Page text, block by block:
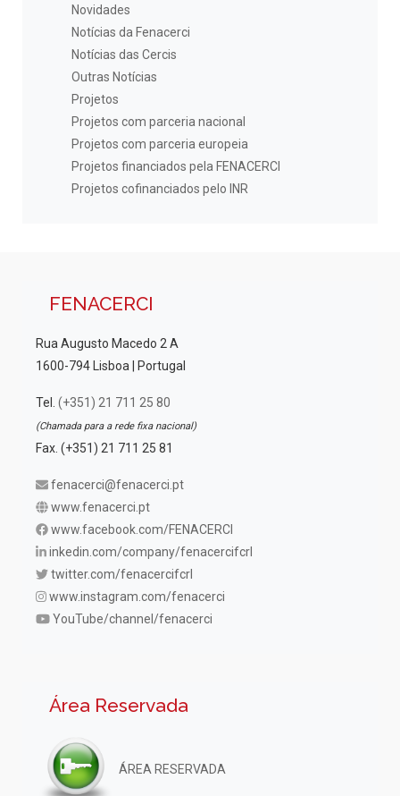
Novidades
Notícias da Fenacerci
Notícias das Cercis
Outras Notícias
Projetos
Projetos com parceria nacional
Projetos com parceria europeia
Projetos financiados pela FENACERCI
Projetos cofinanciados pelo INR
FENACERCI
Rua Augusto Macedo 2 A
1600-794 Lisboa | Portugal
Tel. (+351) 21 711 25 80
(Chamada para a rede fixa nacional)
Fax. (+351) 21 711 25 81
fenacerci@fenacerci.pt
www.fenacerci.pt
www.facebook.com/FENACERCI
inkedin.com/company/fenacercifcrl
twitter.com/fenacercifcrl
www.instagram.com/fenacerci
YouTube/channel/fenacerci
Área Reservada
ÁREA RESERVADA